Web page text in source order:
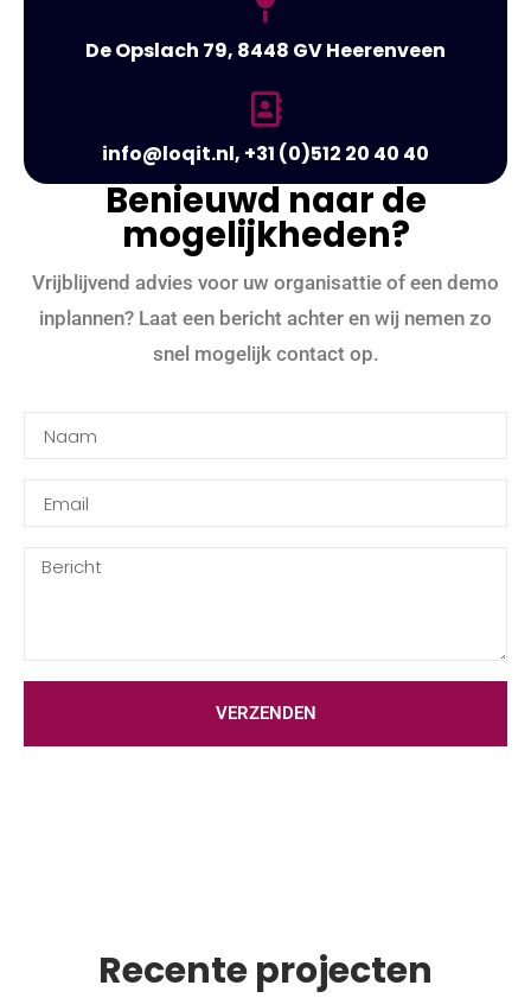
De Opslach 79, 8448 GV Heerenveen
info@loqit.nl, +31 (0)512 20 40 40
Benieuwd naar de
mogelijkheden?
Vrijblijvend advies voor uw organisattie of een demo
inplannen? Laat een bericht achter en wij nemen zo
snel mogelijk contact op.
VERZENDEN
Recente projecten